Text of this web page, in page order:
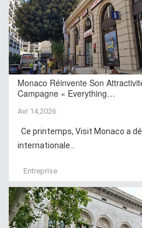
Monaco Réinvente Son
Campagne « Everything…
Avr 14,2026
Ce printemps, Visit Monaco a
internationale...
Entreprise